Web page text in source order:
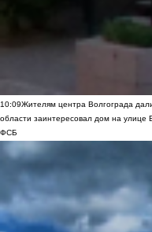
10:09Жителям центра Волгограда
области заинтересовал дом на
ФСБ